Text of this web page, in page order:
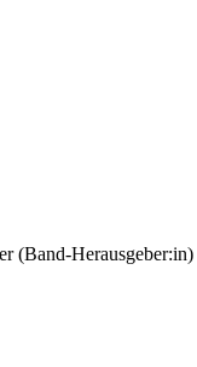
(Band-Herausgeber:in)